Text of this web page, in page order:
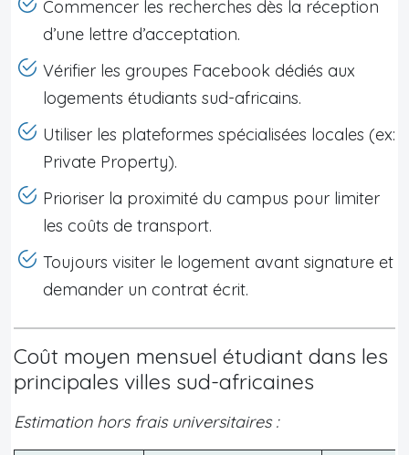
Commencer les recherches dès la réception
d’une lettre d’acceptation.
Vérifier les groupes Facebook dédiés aux
logements étudiants sud-africains.
Utiliser les plateformes spécialisées locales (ex:
Private Property).
Prioriser la proximité du campus pour limiter
les coûts de transport.
Toujours visiter le logement avant signature et
demander un contrat écrit.
Coût moyen mensuel étudiant dans les
principales villes sud-africaines
Estimation hors frais universitaires :